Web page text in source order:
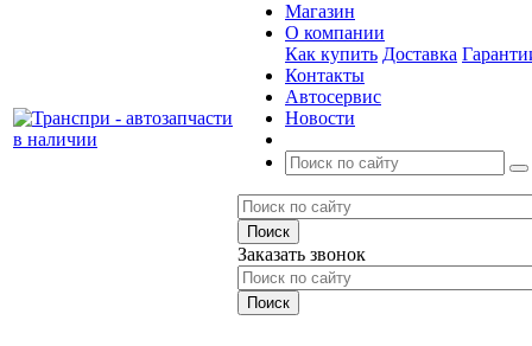
Магазин
О компании
Как купить Доставка
Контакты
Автосервис
Новости
Заказать звонок